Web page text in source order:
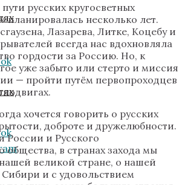
русских кругосветных
планировалась несколько лет.
Лазарева, Литке, Коцебу и
всегда нас вдохновляла
гордости за Россию. Но, к
уже забыто или стерто и миссия
— пройти путём первопроходцев
хочется говорить о русских
доброте и дружелюбности.
России и Русского
общества, в странах захода мы
великой стране, о нашей
и с удовольствием